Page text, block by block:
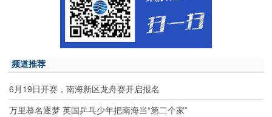
频道推荐
6月19日开赛，南海新区龙舟赛开启报名
万里慕名逐梦 英国乒乓少年把南海当“第二个家”